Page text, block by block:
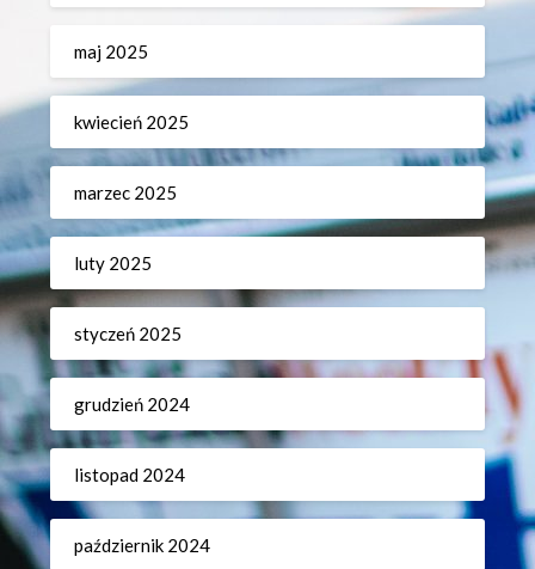
maj 2025
kwiecień 2025
marzec 2025
luty 2025
styczeń 2025
grudzień 2024
listopad 2024
październik 2024